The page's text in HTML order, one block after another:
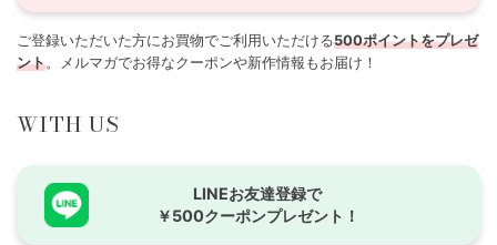
ご登録いただいた方にお買物でご利用いただける500ポイントをプレゼ
ント。メルマガでお得なクーポンや新作情報もお届け！
WITH US
LINEお友達登録で
￥500クーポンプレゼント！